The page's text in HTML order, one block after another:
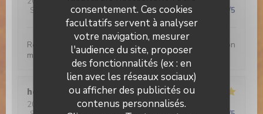
consentement. Ces cookies
facultatifs servent à analyser
votre navigation, mesurer
l'audience du site, proposer
des fonctionnalités (ex : en
lien avec les réseaux sociaux)
ou afficher des publicités ou
contenus personnalisés.
Service
/5 Ambiance: 4/5 Cuisine: 5/5 Qualité / Prix /5
Restaurant chaleureux servant une cuisine d’inspiration
méditerranéenne savoureuse
henri
2026-02-21
- 13:00 - Couverts 6
Brasserie Valma